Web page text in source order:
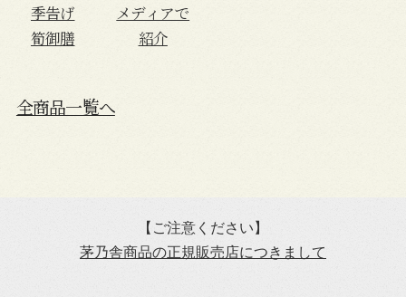
季告げ
筍御膳
メディアで
紹介
全商品一覧へ
【ご注意ください】
茅乃舎商品の正規販売店につきまして